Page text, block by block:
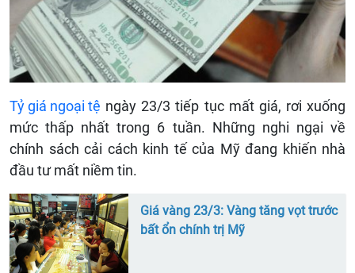
Tỷ giá ngoại tệ ngày 23/3 tiếp tục mất giá, rơi xuống
mức thấp nhất trong 6 tuần. Những nghi ngại về
chính sách cải cách kinh tế của Mỹ đang khiến nhà
đầu tư mất niềm tin.
Giá vàng 23/3: Vàng tăng vọt trước
bất ổn chính trị Mỹ